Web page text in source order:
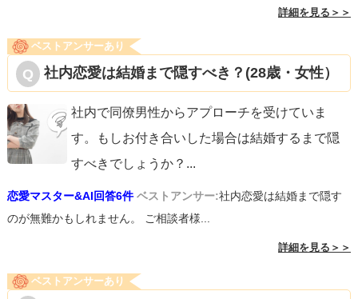
詳細を見る＞＞
ベストアンサーあり
社内恋愛は結婚まで隠すべき？(28歳・女性）
社内で同僚男性からアプローチを受けていま
す。もしお付き合いした場合は結婚するまで隠
すべきでしょうか？ ...
恋愛マスター&AI回答6件 ベストアンサー:社内恋愛は結婚まで隠す
のが無難かもしれません。 ご相談者様...
詳細を見る＞＞
ベストアンサーあり